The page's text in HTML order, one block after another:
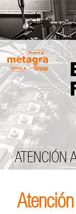
ATENCIÓN